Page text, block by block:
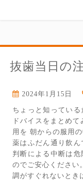
抜歯当日の
2024年1月15日
ちょっと知ってい
ドバイスをまとめ
用を 朝からの服用
薬はふだん通り飲
判断による中断は
のでご安心ください
調がすぐれないとき